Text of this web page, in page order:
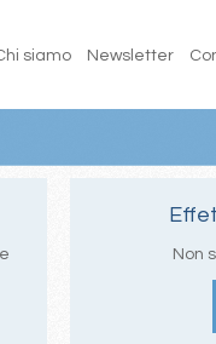
siamo Newsletter
Non